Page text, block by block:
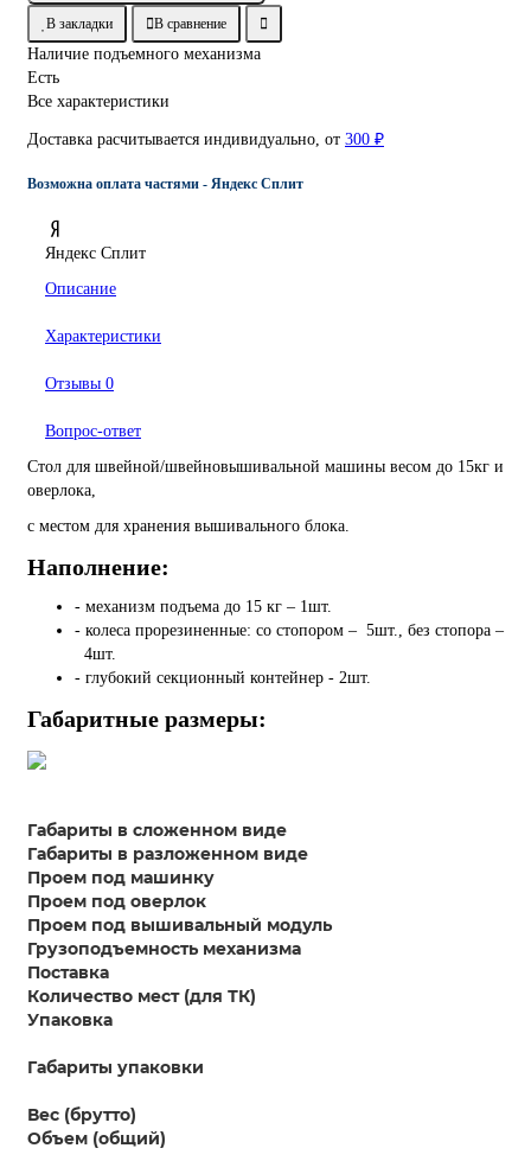
В закладки В сравнение
Наличие подъемного механизма
Есть
Все характеристики
Доставка расчитывается индивидуально, от 300 ₽
Возможна оплата частями - Яндекс Сплит
Яндекс Сплит
Описание
Характеристики
Отзывы 0
Вопрос-ответ
Стол для швейной/швейновышивальной машины весом до 15кг и
оверлока,
с местом для хранения вышивального блока.
Наполнение:
- механизм подъема до 15 кг – 1шт.
- колеса прорезиненные: со стопором – 5шт., без стопора –
4шт.
- глубокий секционный контейнер - 2шт.
Габаритные размеры:
Габариты в сложенном виде
Габариты в разложенном виде
Проем под машинку
Проем под оверлок
Проем под вышивальный модуль
Грузоподъемность механизма
Поставка
Количество мест (для ТК)
Упаковка
Габариты упаковки
Вес (брутто)
Объем (общий)